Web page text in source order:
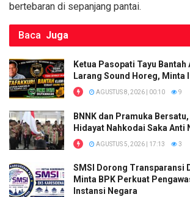
bertebaran di sepanjang pantai.
Baca Juga
Ketua Pasopati Tayu Bantah
Larang Sound Horeg, Minta
AGUSTUS 8, 2026 | 00:10 9
BNNK dan Pramuka Bersatu,
Hidayat Nahkodai Saka Anti
AGUSTUS 5, 2026 | 17:13 3
SMSI Dorong Transparansi
Minta BPK Perkuat
Instansi Negara